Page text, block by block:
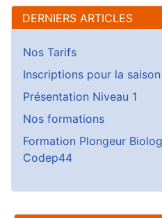
DERNIERS ARTICLES
Nos Tarifs
Inscriptions pour la saison
Présentation Niveau 1
Nos formations
Formation Plongeur
Codep44